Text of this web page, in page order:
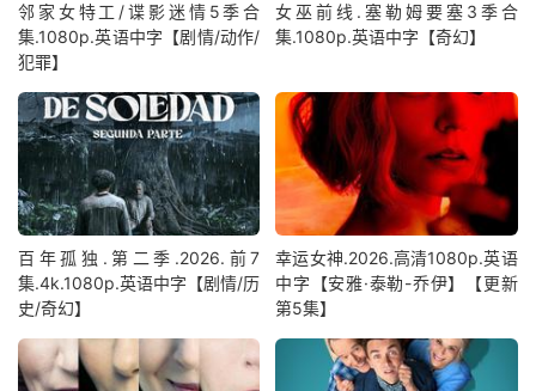
邻家女特工/谍影迷情5季合
集.1080p.英语中字【剧情/动作/
犯罪】
女巫前线.塞勒姆要塞3季合
集.1080p.英语中字【奇幻】
百年孤独.第二季.2026.前7
集.4k.1080p.英语中字【剧情/历
史/奇幻】
幸运女神.2026.高清1080p.英语
中字【安雅·泰勒-乔伊】【更新
第5集】